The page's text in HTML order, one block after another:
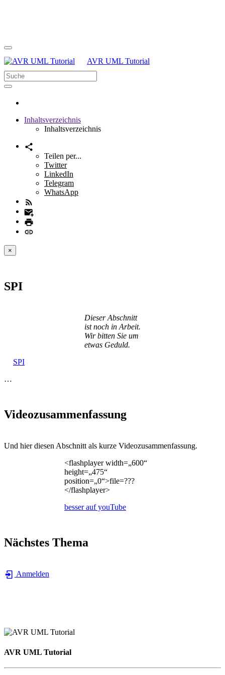
AVR UML Tutorial
Inhaltsverzeichnis
Inhaltsverzeichnis
Teilen per...
Twitter
LinkedIn
Telegram
WhatsApp
×
SPI
Dieser Abschnitt
ist noch in Arbeit.
Wir bitten Sie um
etwas Geduld.
SPI
…
Videozusammenfassung
Und hier diesen Abschnitt als kurze Videozusammenfassung.
<flashplayer width=„600“
height=„475“
position=„0“>file=???
</flashplayer>
besser auf youTube
Nächstes Thema
Anmelden
AVR UML Tutorial